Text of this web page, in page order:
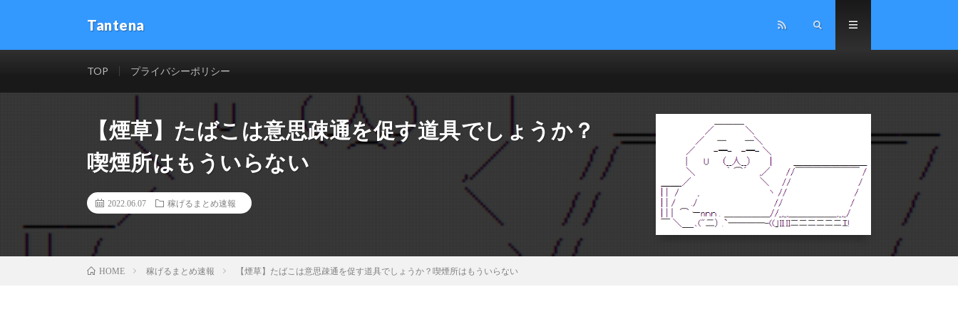
Tantena
TOP プライバシーポリシー
【煙草】たばこは意思疎通を促す道具でしょうか？
喫煙所はもういらない
2022.06.07 稼げるまとめ速報
HOME 稼げるまとめ速報 【煙草】たばこは意思疎通を促す道具でしょうか？喫煙所はもういらない